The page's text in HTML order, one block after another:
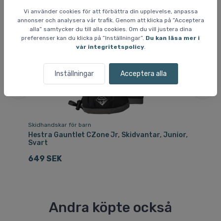
Vi använder cookies för att förbättra din upplevelse, anpassa
annonser och analysera vår trafik. Genom att klicka på ”Acceptera
alla” samtycker du till alla cookies. Om du vill justera dina
preferenser kan du klicka på ”Inställningar”. Du kan läsa mer i
vår integritetspolicy.
Inställningar Acceptera alla
Skidhandskar för barn
Hestra Gauntlet CZone Jr, Skidvantar, Junior,
Svart
649 SEK
Andra köpte också